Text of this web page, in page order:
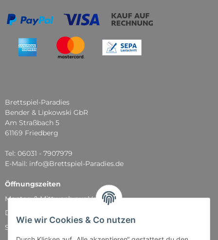
Wie wir Cookies & Co nutzen
Brettspiel-Paradies
Bender & Lipkowski GbR
Am Straßbach 5
61169 Friedberg
Tel: 06031 - 7907979
E-Mail: info@Brettspiel-Paradies.de
Öffnungszeiten
Montag & Mittwoch nur Versand
Dienstag, Donnerstag und Freitag: 11:00 - 18:30 Uhr
Samstag: 11:00 - 14:00 Uhr